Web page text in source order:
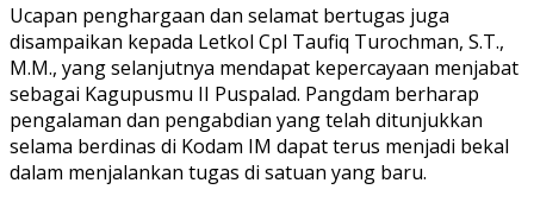
Ucapan penghargaan dan selamat bertugas juga
disampaikan kepada Letkol Cpl Taufiq Turochman, S.T.,
M.M., yang selanjutnya mendapat kepercayaan menjabat
sebagai Kagupusmu II Puspalad. Pangdam berharap
pengalaman dan pengabdian yang telah ditunjukkan
selama berdinas di Kodam IM dapat terus menjadi bekal
dalam menjalankan tugas di satuan yang baru.